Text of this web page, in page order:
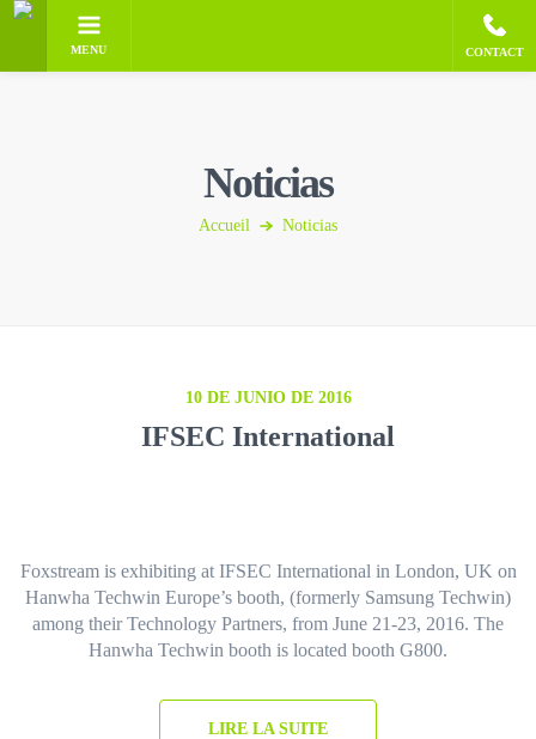
MENU CONTACT
Noticias
Accueil Noticias
10 DE JUNIO DE 2016
IFSEC International
Foxstream is exhibiting at IFSEC International in London, UK on
Hanwha Techwin Europe’s booth, (formerly Samsung Techwin)
among their Technology Partners, from June 21-23, 2016. The
Hanwha Techwin booth is located booth G800.
LIRE LA SUITE